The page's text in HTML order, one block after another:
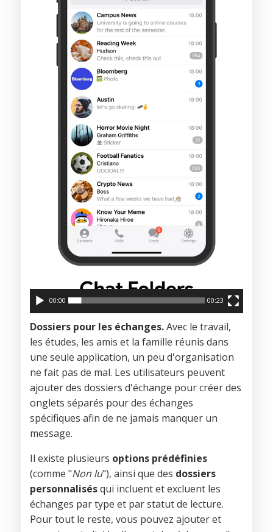
00:00 00:23
Dossiers pour les échanges.Avec le travail,
les études, les amis et la famille réunis dans
une seule application, un peu d'organisation
ne fait pas de mal. Les utilisateurs peuvent
ajouter des dossiers d'échange pour créer des
onglets séparés pour des échanges
spécifiques afin de ne jamais manquer un
message.
Il existe plusieurs options prédéfinies
(comme "Non lu"), ainsi que des dossiers
personnalisésqui incluent et excluent les
échanges par type et par statut de lecture.
Pour tout le reste, vous pouvez ajouter et